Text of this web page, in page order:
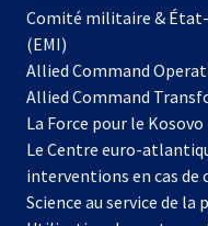
Comité militaire &
(EMI)
Allied Command
Allied Command
La Force pour le Kosovo
Le Centre euro-
interventions en cas de
Science au service de la